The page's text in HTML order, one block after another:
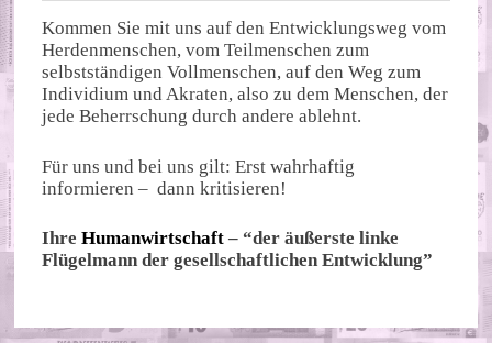
Kommen Sie mit uns auf den Entwicklungsweg vom
Herdenmenschen, vom Teilmenschen zum
selbstständigen Vollmenschen, auf den Weg zum
Individium und Akraten, also zu dem Menschen, der
jede Beherrschung durch andere ablehnt.
Für uns und bei uns gilt: Erst wahrhaftig
informieren – dann kritisieren!
IhreHumanwirtschaft – “der äußerste linke
Flügelmann der gesellschaftlichen Entwicklung”